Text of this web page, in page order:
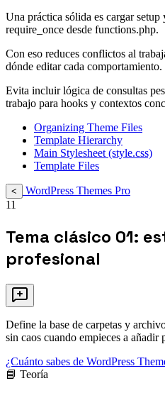
Una práctica sólida es cargar
require_once desde functions.php.
Con eso reduces conflictos al
dónde editar cada comportamiento.
Evita incluir lógica de consultas
trabajo para hooks y contextos
Organizing Theme Files
Template Hierarchy
Main Stylesheet (style.css)
Template Files
<
WordPress Themes Pro
11
Tema clásico 01:
profesional
Define la base de carpetas y
sin caos cuando empieces a añadir
¿Cuánto sabes de WordPress
📘 Teoría